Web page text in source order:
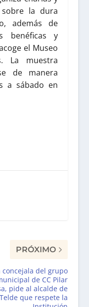
la dura
además de
benéficas y
el Museo
La muestra
de manera
a sábado en
PRÓXIMO
concejala del grupo
de CC Pilar
pide al alcalde de
Telde que respete la